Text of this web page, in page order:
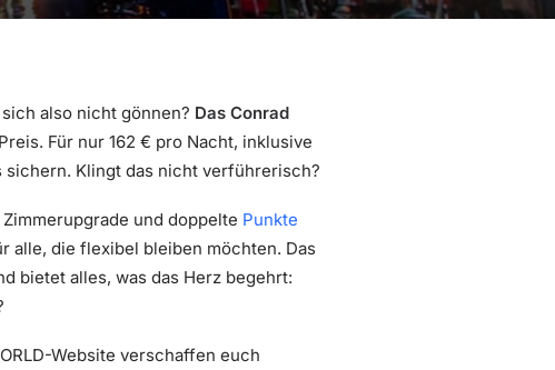
also nicht gönnen? Das Conrad
Für nur 162 € pro Nacht, inklusive
Klingt das nicht verführerisch?
und doppelte Punkte
alle, die flexibel bleiben möchten. Das
bietet alles, was das Herz begehrt:
Website verschaffen euch